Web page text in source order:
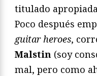
titulado
Poco después
guitar heroes,
Malstin (soy
mal, pero como